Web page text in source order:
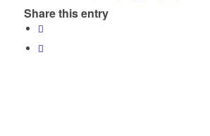
Share this entry